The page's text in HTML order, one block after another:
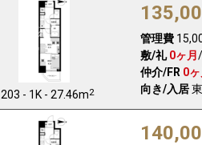
203 - 1K - 27.46m2
管理費
敷/礼 0ヶ月/
仲介/FR 0ヶ
向き/入居